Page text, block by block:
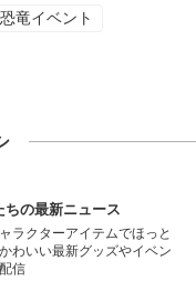
恐竜イベント
ちの最新ニュース
ラクターアイテムでほっと
わいい最新グッズやイベン
信